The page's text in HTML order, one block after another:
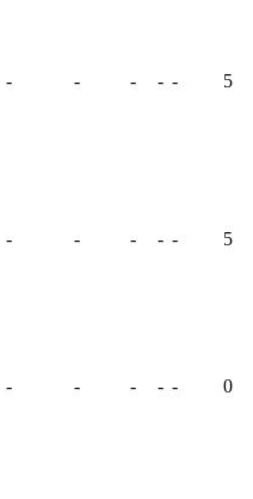
- - - - - 5
- - - - - 5
- - - - - 0